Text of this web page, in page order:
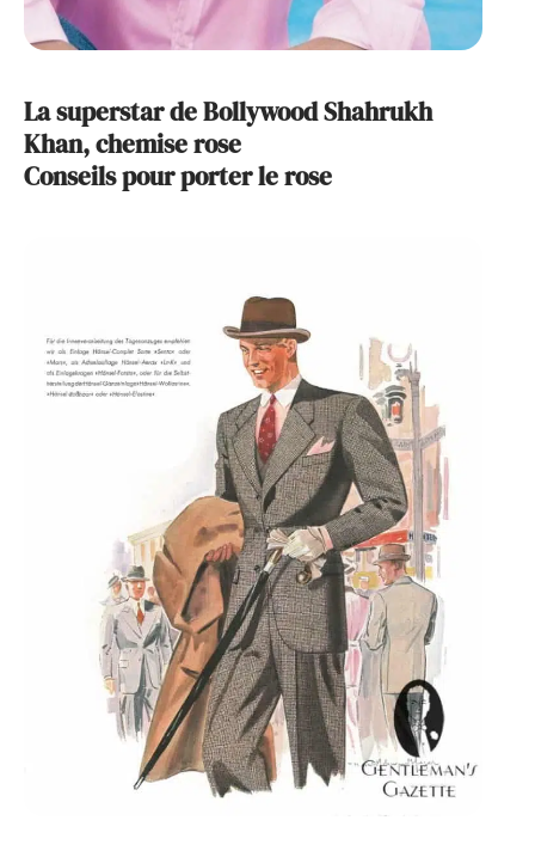
La superstar de Bollywood Shahrukh
Khan, chemise rose
Conseils pour porter le rose